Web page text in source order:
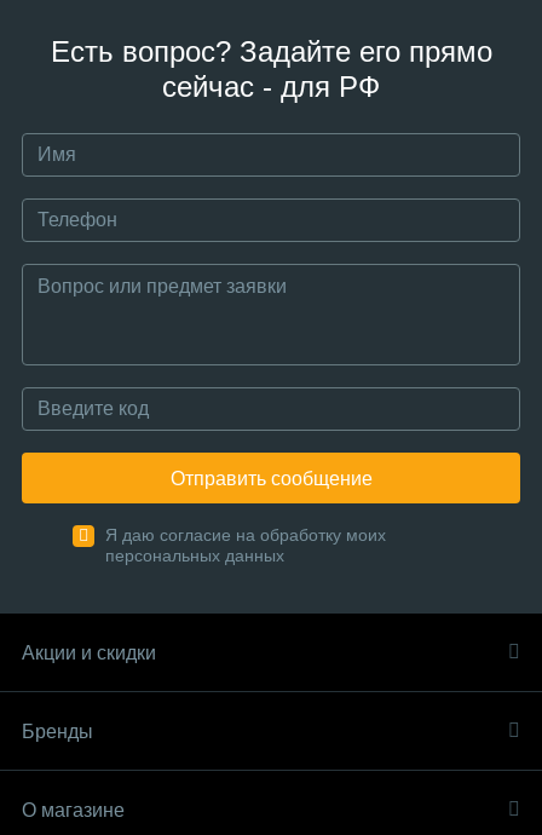
Есть вопрос? Задайте его прямо
сейчас - для РФ
Отправить сообщение
Я даю согласие на обработку моих
персональных данных
Акции и скидки
Бренды
О магазине